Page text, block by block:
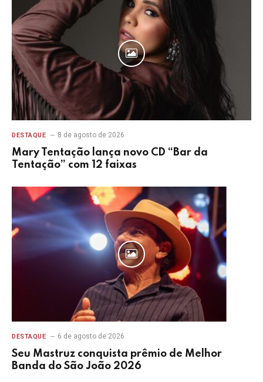
DESTAQUE 8 de agosto de 2026
Mary Tentação lança novo CD “Bar da
Tentação” com 12 faixas
DESTAQUE 6 de agosto de 2026
Seu Mastruz conquista prêmio de Melhor
Banda do São João 2026